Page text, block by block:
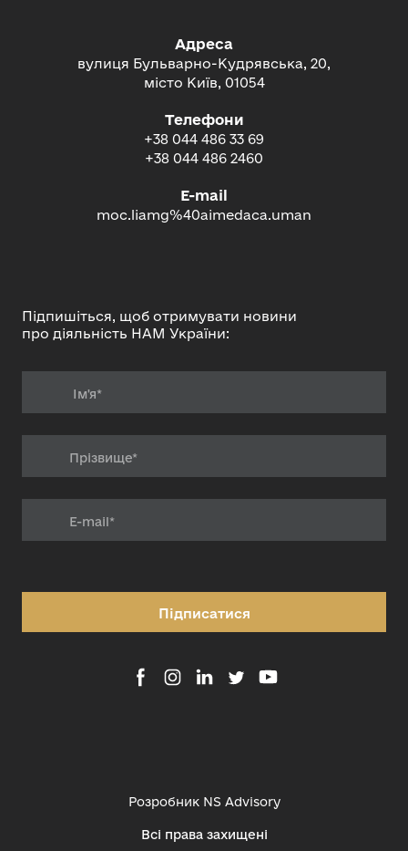
Адреса
вулиця Бульварно-Кудрявська, 20,
місто Київ, 01054
Телефони
+38 044 486 33 69
+38 044 486 2460
E-mail
moc.liamg%40aimedaca.uman
Підпишіться, щоб отримувати новини
про діяльність НАМ України:
Підписатися
Розробник NS Advisory
Всі права захищені